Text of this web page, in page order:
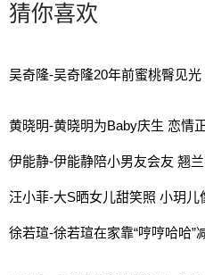
猜你喜欢
吴奇隆-吴奇隆20年前蜜桃臀见
黄晓明-黄晓明为Baby庆生 恋情
伊能静-伊能静陪小男友会友 翘
汪小菲-大S晒女儿甜笑照 小玥儿
徐若瑄-徐若瑄在家靠“哼哼哈哈”